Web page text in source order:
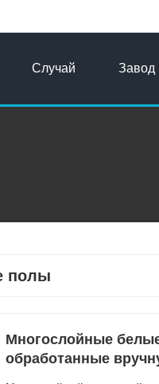
Случай Завод
полы
Многослойные
обработанные